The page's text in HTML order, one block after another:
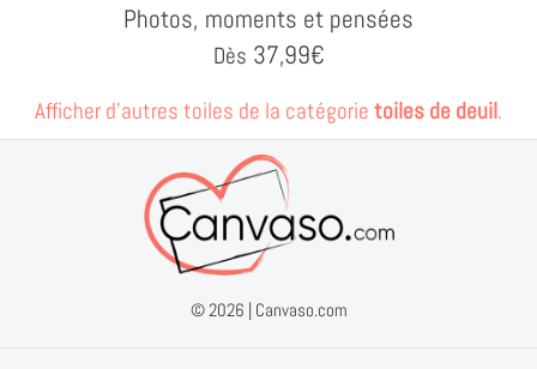
Photos, moments et pensées
Dès 37,99€
Afficher d'autres toiles de la catégorie toiles de deuil.
© 2026 | Canvaso.com